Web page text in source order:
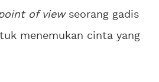
of viewseorang gadis
menemukan cinta yang